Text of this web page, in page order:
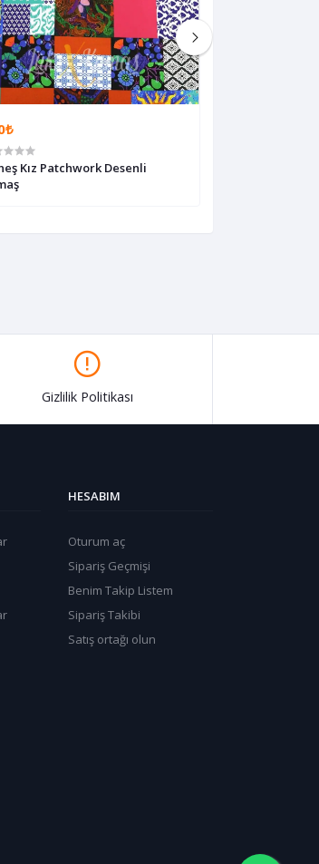
Kız Patchwork Desenli
Gizlilik Politikası
HESABIM
Oturum aç
Sipariş Geçmişi
Benim Takip Listem
Sipariş Takibi
Satış ortağı olun